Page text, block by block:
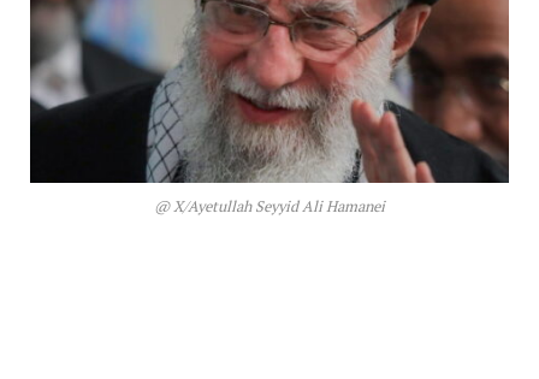
@ X/Ayetullah Seyyid Ali Hamanei